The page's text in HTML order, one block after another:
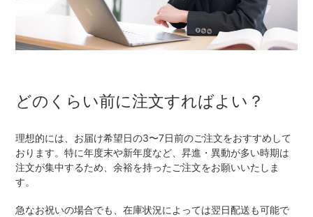
どのくらい前に注文すればよい？
理想的には、お届け希望日の3〜7日前のご注文をおすすめして
おります。特に年度末や新年度など、昇進・異動が多い時期は
注文が集中するため、余裕を持ったご注文をお願いいたしま
す。
急なお祝いの場合でも、在庫状況によっては翌日配送も可能で